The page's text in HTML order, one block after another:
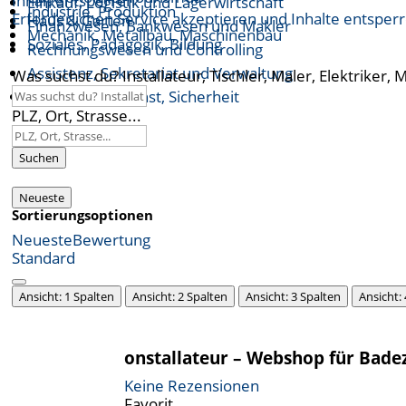
Haus & Garten
Soziales, Pädagogik, Bildung
Industrie, Produktion
Mechanik, Metallbau, Maschinenbau
Finanzwesen, Bankwesen und Makler
Rechnungswesen und Controlling
Assistenz, Sekretariat und Verwaltung
Öffentlicher Dienst, Sicherheit
Erforderlichen Service akzeptieren und Inhalte
Was suchst du? Installateur, Tischler, Maler, Elektriker,
PLZ, Ort, Strasse...
Suchen
Neueste
Sortierungsoptionen
NeuesteBewertung
Standard
Ansicht: 1 Spalten Ansicht: 2 Spalten Ansicht: 3 Spalten Ansicht:
onstallateur – Webshop für
Keine Rezensionen